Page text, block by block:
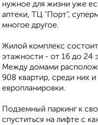
нужное для жизни уже
аптеки, ТЦ "Порт",
многое другое.
Жилой комплекс
этажности - от 16 до 24
Между домами
908 квартир, среди них и
европланировки.
Подземный паркинг к
спуститься на лифте с